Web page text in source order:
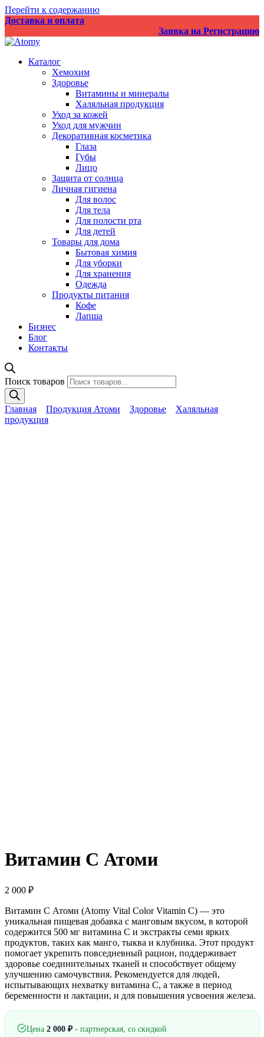
Перейти к содержанию
Доставка и оплата
Заявка на Регистрацию
Каталог
Хемохим
Здоровье
Витамины и минералы
Халяльная продукция
Уход за кожей
Уход для мужчин
Декоративная косметика
Глаза
Губы
Лицо
Защита от солнца
Личная гигиена
Для волос
Для тела
Для полости рта
Для детей
Товары для дома
Бытовая химия
Для уборки
Для хранения
Одежда
Продукты питания
Кофе
Лапша
Бизнес
Блог
Контакты
Поиск товаров
Главная Продукция Атоми Здоровье
Халяльная
продукция
Витамин C Атоми
2 000 ₽
Витамин С Атоми (Atomy Vital Color Vitamin C) — это
уникальная пищевая добавка с манговым вкусом, в которой
содержится 500 мг витамина С и экстракты семи ярких
продуктов, таких как манго, тыква и клубника. Этот продукт
помогает укрепить повседневный рацион, поддерживает
здоровье соединительных тканей и способствует общему
улучшению самочувствия. Рекомендуется для людей,
испытывающих нехватку витамина С, а также в период
беременности и лактации, и для повышения усвоения железа.
Цена 2 000 ₽- партнерская, со скидкой